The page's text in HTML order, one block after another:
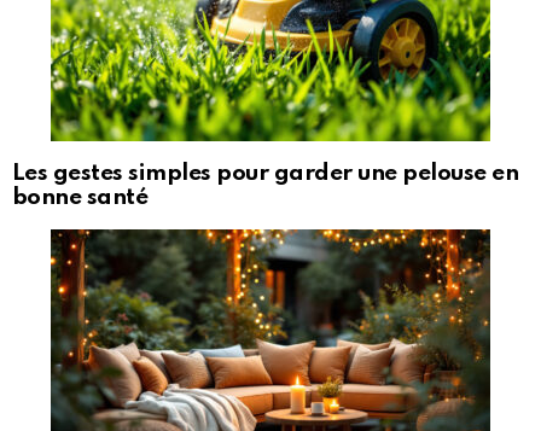
Les gestes simples pour garder une pelouse en
bonne santé